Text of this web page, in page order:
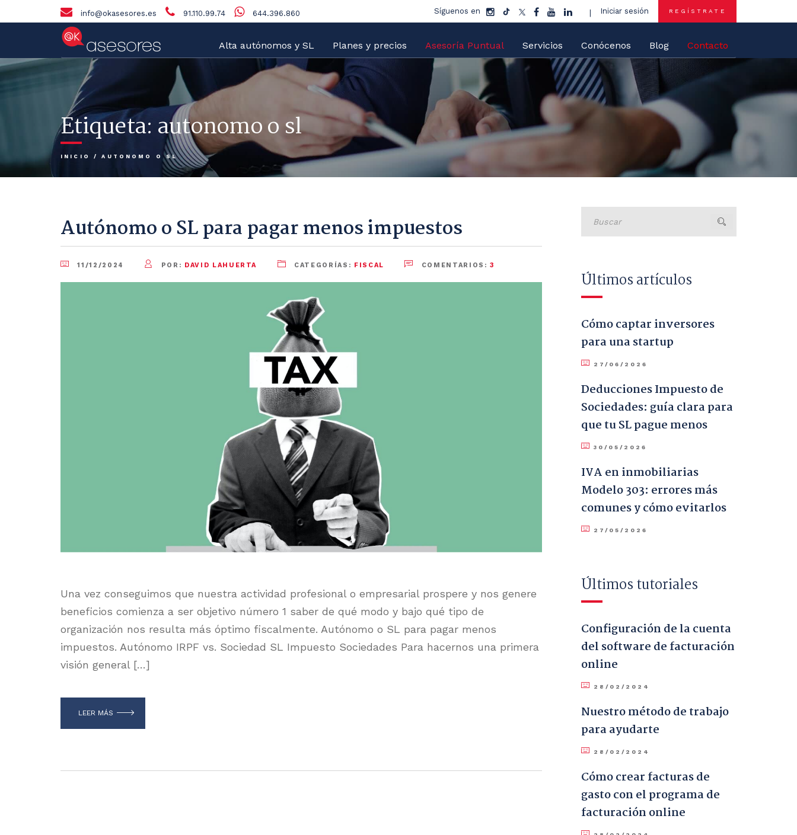
info@okasesores.es 91.110.99.74 644.396.860 Síguenos en Iniciar sesión REGÍSTRATE
Alta autónomos y SL Planes y precios Asesoría Puntual Servicios Conócenos Blog Contacto
Etiqueta: autonomo o sl
INICIO /AUTONOMO O SL
Autónomo o SL para pagar menos impuestos
11/12/2024 POR: DAVID LAHUERTA CATEGORÍAS: FISCAL COMENTARIOS:3
Una vez conseguimos que nuestra actividad profesional o empresarial prospere y nos genere
beneficios comienza a ser objetivo número 1 saber de qué modo y bajo qué tipo de
organización nos resulta más óptimo fiscalmente. Autónomo o SL para pagar menos
impuestos. Autónomo IRPF vs. Sociedad SL Impuesto Sociedades Para hacernos una primera
visión general […]
LEER MÁS
Últimos artículos
Cómo captar inversores
para una startup
27/06/2026
Deducciones Impuesto de
Sociedades: guía clara para
que tu SL pague menos
30/05/2026
IVA en inmobiliarias
Modelo 303: errores más
comunes y cómo evitarlos
27/05/2026
Últimos tutoriales
Configuración de la cuenta
del software de facturación
online
28/02/2024
Nuestro método de trabajo
para ayudarte
28/02/2024
Cómo crear facturas de
gasto con el programa de
facturación online